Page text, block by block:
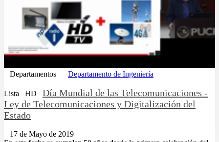
Departamentos Departamento de Ingeniería
Lista HD
Día Mundial de las Telecomunicaciones -
Ley de Telecomunicaciones y Digitalización del
Estado
17 de Mayo de 2019